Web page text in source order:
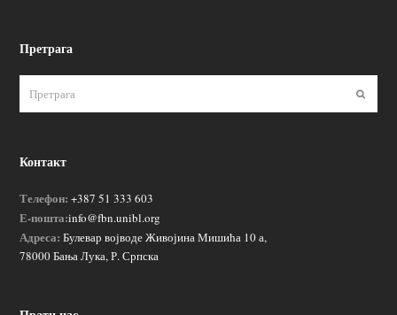
Претрага
Контакт
Телефон: +387 51 333 603
Е-пошта:info@fbn.unibl.org
Адреса: Булевар војводе Живојина Мишића 10 а,
78000 Бања Лука, Р. Српска